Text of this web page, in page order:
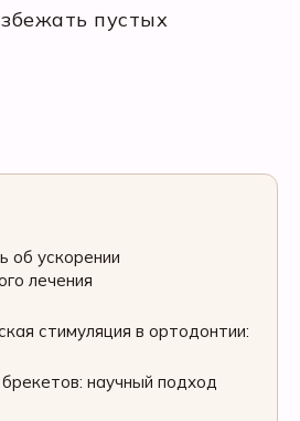
пустых
об ускорении
лечения
стимуляция в ортодонтии:
научный подход